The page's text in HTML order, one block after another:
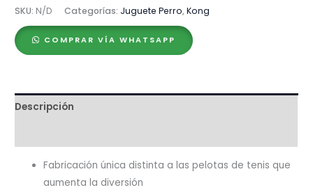
Tennis
cantidad
SKU: N/D Categorías: Juguete Perro,Kong
COMPRAR VÍA WHATSAPP
Descripción
Fabricación única distinta a las pelotas de tenis que
aumenta la diversión